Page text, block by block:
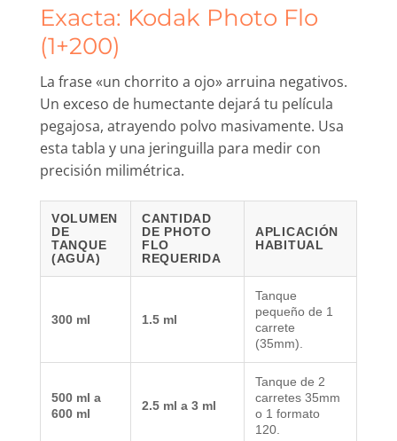
Exacta: Kodak Photo Flo
(1+200)
La frase «un chorrito a ojo» arruina negativos.
Un exceso de humectante dejará tu película
pegajosa, atrayendo polvo masivamente. Usa
esta tabla y una jeringuilla para medir con
precisión milimétrica.
VOLUMEN
DE
TANQUE
(AGUA)
CANTIDAD
DE PHOTO
FLO
REQUERIDA
APLICACIÓN
HABITUAL
300 ml 1.5 ml
Tanque
pequeño de 1
carrete
(35mm).
500 ml a
600 ml
2.5 ml a 3 ml
Tanque de 2
carretes 35mm
o 1 formato
120.